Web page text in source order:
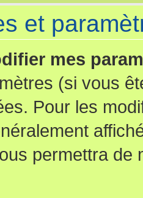
et
mes
(si vous
Pour les
permettra de